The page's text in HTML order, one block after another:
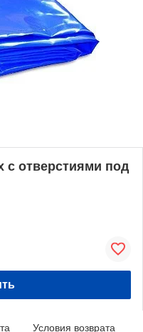
с отверстиями под
Условия возврата